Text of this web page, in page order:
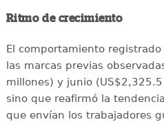
Ritmo de crecimiento
El comportamiento
las marcas previas
millones) y junio
sino que reafirmó la
que envían los trabajadores